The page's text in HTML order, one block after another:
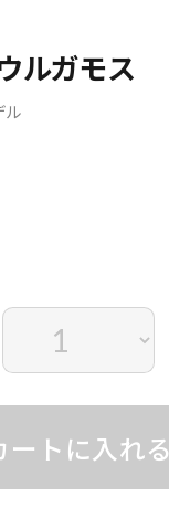
ルガモス
ル
ートに入れる